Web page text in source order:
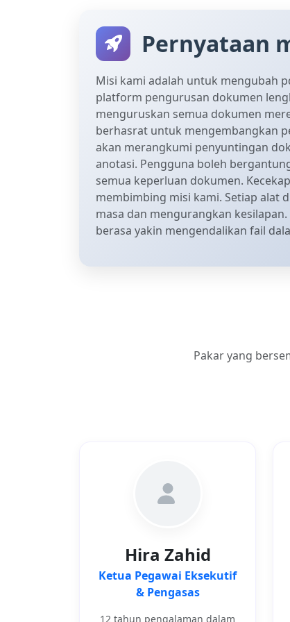
Pernyataan
Misi kami adalah untuk mengubah
platform pengurusan dokumen
menguruskan semua dokumen
berhasrat untuk mengembangkan
akan merangkumi penyuntingan
anotasi. Pengguna boleh
semua keperluan dokumen.
membimbing misi kami. Setiap alat
masa dan mengurangkan
berasa yakin mengendalikan fail
Pakar yang
Hira Zahid
Ketua Pegawai Eksekutif
& Pengasas
12 tahun pengalaman dalam